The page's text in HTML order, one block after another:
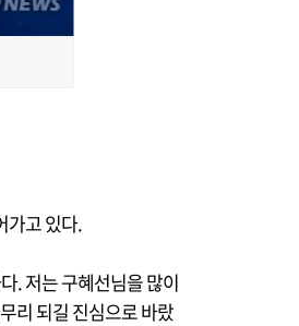
가고 있다.
. 저는 구혜선님을 많이
리 되길 진심으로 바랐